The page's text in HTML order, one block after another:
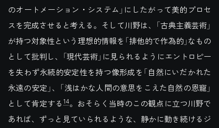
のオートメーション・システム」にしたがって美的プロセ
スを完成させると考える。そして川野は、「古典主義芸術」
が持つ対象性という理想的情報を「排他的で作為的」なもの
として批判し、「現代芸術」に見られるようにエントロピー
を失わず永続的安定性を持つ像形成を「自然にいだかれた
永遠の安定」、「浅はかな人間の意思をこえた自然の恩寵」
として肯定する14。おそらく当時のこの観点に立つ川野で
あれば、ずっと見ていられるような、静かに動き続けるジ